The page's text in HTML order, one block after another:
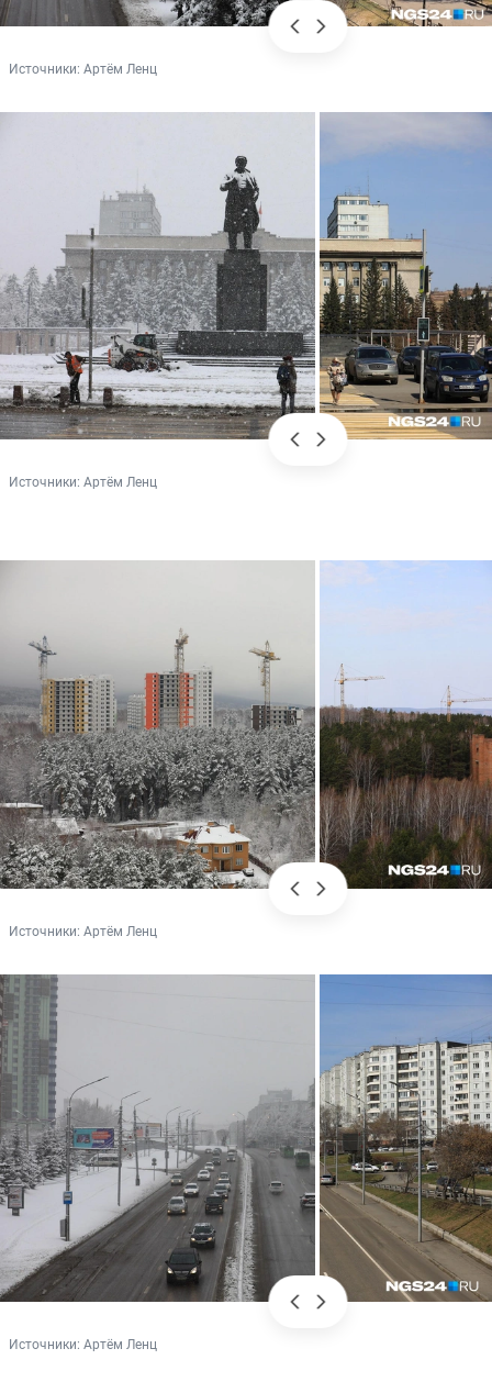
Источники: Артём Ленц
Источники: Артём Ленц
Источники: Артём Ленц
Источники: Артём Ленц